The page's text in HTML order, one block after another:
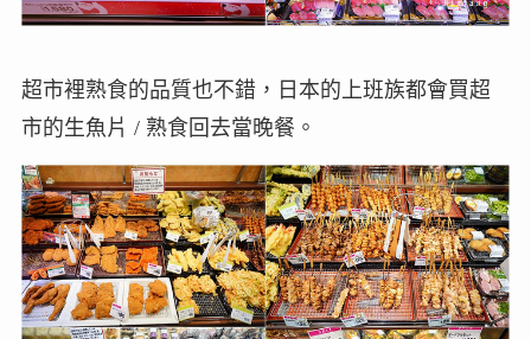
超市裡熟食的品質也不錯，日本的上班族都會買超
市的生魚片 / 熟食回去當晚餐。